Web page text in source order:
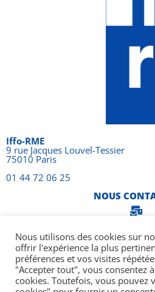
Iffo-RME
9 rue Jacques Louvel-Tessier
75010 Paris
01 44 72 06 25
NOUS
Nous utilisons des cookies sur
offrir l'expérience la plus
préférences et vos visites
"Accepter tout", vous consentez
cookies. Toutefois, vous pouvez